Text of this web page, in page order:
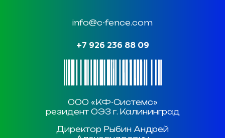
info@c-fence.com
+7 926 236 88 09
ООО «КФ-Системс»
резидент ОЭЗ г. Калининград
Директор Рыбин Андрей